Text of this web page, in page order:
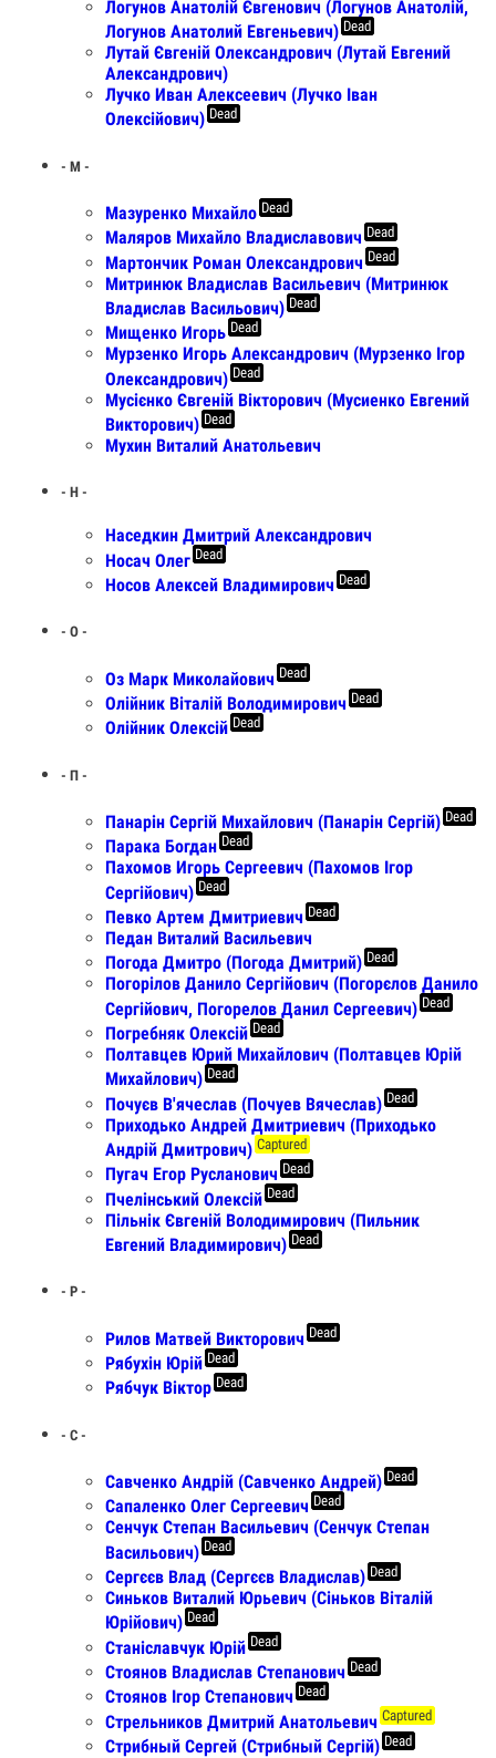
Логунов Анатолій Євгенович (Логунов Анатолій,
Логунов Анатолий Евгеньевич) Dead
Лутай Євгеній Олександрович (Лутай Евгений
Александрович)
Лучко Иван Алексеевич (Лучко Iван
Олексiйович) Dead
- М -
Мазуренко Михайло Dead
Маляров Михайло Владиславович Dead
Мартончик Роман Олександрович Dead
Митринюк Владислав Васильевич (Митринюк
Владислав Васильович) Dead
Мищенко Игорь Dead
Мурзенко Игорь Александрович (Мурзенко Iгор
Олександрович) Dead
Мусієнко Євгеній Вікторович (Мусиенко Евгений
Викторович) Dead
Мухин Виталий Анатольевич
- Н -
Наседкин Дмитрий Александрович
Носач Олег Dead
Носов Алексей Владимирович Dead
- О -
Оз Марк Миколайович Dead
Олійник Віталій Володимирович Dead
Олійник Олексій Dead
- П -
Панарін Сергій Михайлович (Панарін Сергій) Dead
Парака Богдан Dead
Пахомов Игорь Сергеевич (Пахомов Ігор
Сергійович) Dead
Певко Артем Дмитриевич Dead
Педан Виталий Васильевич
Погода Дмитро (Погода Дмитрий) Dead
Погорілов Данило Сергійович (Погорєлов Данило
Сергійович, Погорелов Данил Сергеевич) Dead
Погребняк Олексій Dead
Полтавцев Юрий Михайлович (Полтавцев Юрій
Михайлович) Dead
Почуєв В'ячеслав (Почуев Вячеслав) Dead
Приходько Андрей Дмитриевич (Приходько
Андрій Дмитрович) Captured
Пугач Егор Русланович Dead
Пчелінський Олексій Dead
Пільнік Євгеній Володимирович (Пильник
Евгений Владимирович) Dead
- Р -
Рилов Матвей Викторович Dead
Рябухін Юрій Dead
Рябчук Віктор Dead
- С -
Савченко Андрій (Савченко Андрей) Dead
Сапаленко Олег Сергеевич Dead
Сенчук Степан Васильевич (Сенчук Степан
Васильович) Dead
Сергєєв Влад (Сергєєв Владислав) Dead
Синьков Виталий Юрьевич (Сiньков Вiталiй
Юрiйович) Dead
Станіславчук Юрій Dead
Стоянов Владислав Степанович Dead
Стоянов Ігор Степанович Dead
Стрельников Дмитрий Анатольевич Captured
Стрибный Сергей (Стрибный Сергій) Dead